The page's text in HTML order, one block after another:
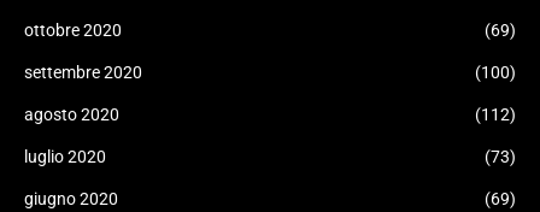
ottobre 2020 (69)
settembre 2020 (100)
agosto 2020 (112)
luglio 2020 (73)
giugno 2020 (69)